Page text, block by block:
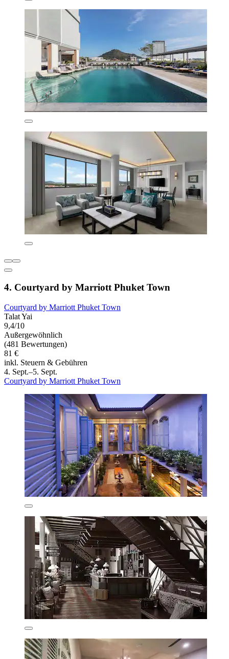
4. Courtyard by Marriott Phuket Town
Courtyard by Marriott Phuket Town
Talat Yai
9,4/10
Außergewöhnlich
(481 Bewertungen)
81 €
inkl. Steuern & Gebühren
4. Sept.–5. Sept.
Courtyard by Marriott Phuket Town